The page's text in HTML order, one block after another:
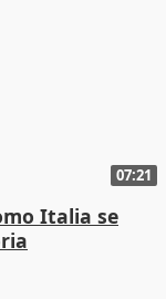
07:21
Italia se